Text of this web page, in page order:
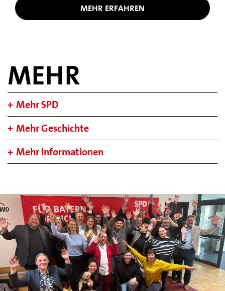
MEHR ERFAHREN
MEHR
Mehr SPD
Mehr Geschichte
Mehr Informationen